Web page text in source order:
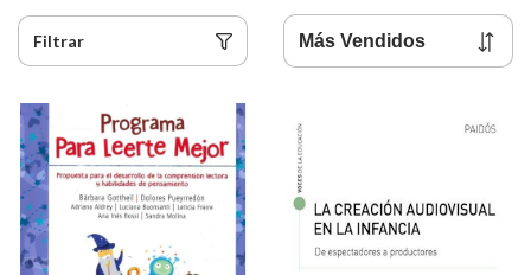
Filtrar